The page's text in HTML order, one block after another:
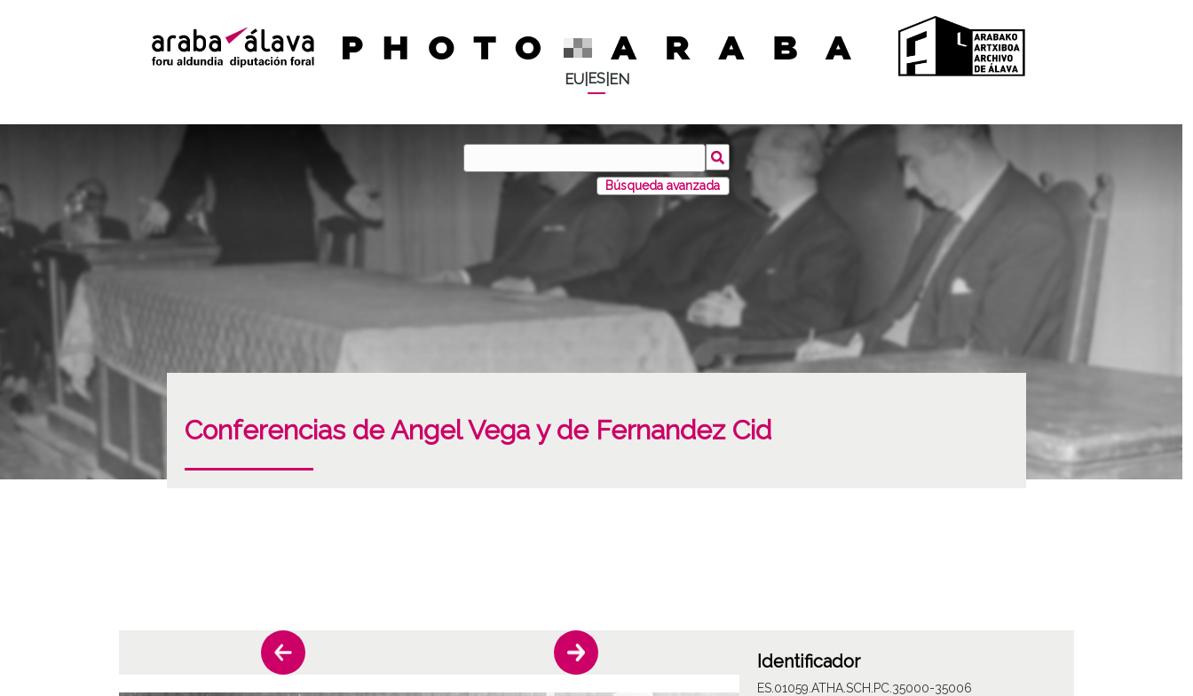
EU| ES| EN
Búsqueda avanzada
Conferencias de Angel Vega y de Fernandez Cid
Identificador
ES.01059.ATHA.SCH.PC.35000-35006